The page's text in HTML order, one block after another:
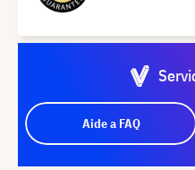
Aide a FAQ